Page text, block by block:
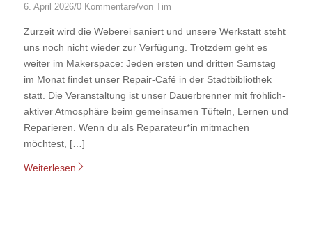
6. April 2026/0 Kommentare/von Tim
Zurzeit wird die Weberei saniert und unsere Werkstatt steht
uns noch nicht wieder zur Verfügung. Trotzdem geht es
weiter im Makerspace: Jeden ersten und dritten Samstag
im Monat findet unser Repair-Café in der Stadtbibliothek
statt. Die Veranstaltung ist unser Dauerbrenner mit fröhlich-
aktiver Atmosphäre beim gemeinsamen Tüfteln, Lernen und
Reparieren. Wenn du als Reparateur*in mitmachen
möchtest, […]
Weiterlesen